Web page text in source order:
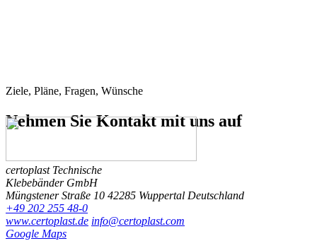
Ziele, Pläne, Fragen, Wünsche
Nehmen Sie Kontaktmit uns auf
certoplast Technische
Klebebänder GmbH
Müngstener Straße 10 42285 Wuppertal Deutschland
+49 202 255 48-0
www.certoplast.de info@certoplast.com
Google Maps